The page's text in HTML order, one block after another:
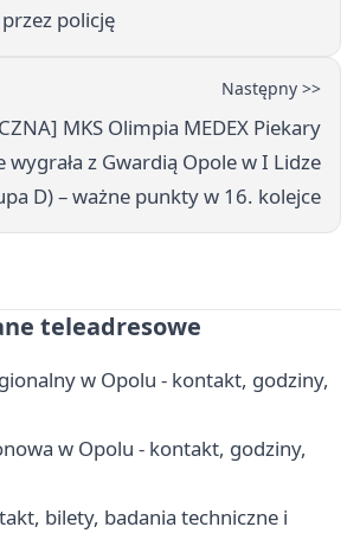
policję
Następny >>
MKS Olimpia MEDEX Piekary
wygrała z Gwardią Opole w I Lidze
D) – ważne punkty w 16. kolejce
teleadresowe
w Opolu - kontakt, godziny,
w Opolu - kontakt, godziny,
bilety, badania techniczne i